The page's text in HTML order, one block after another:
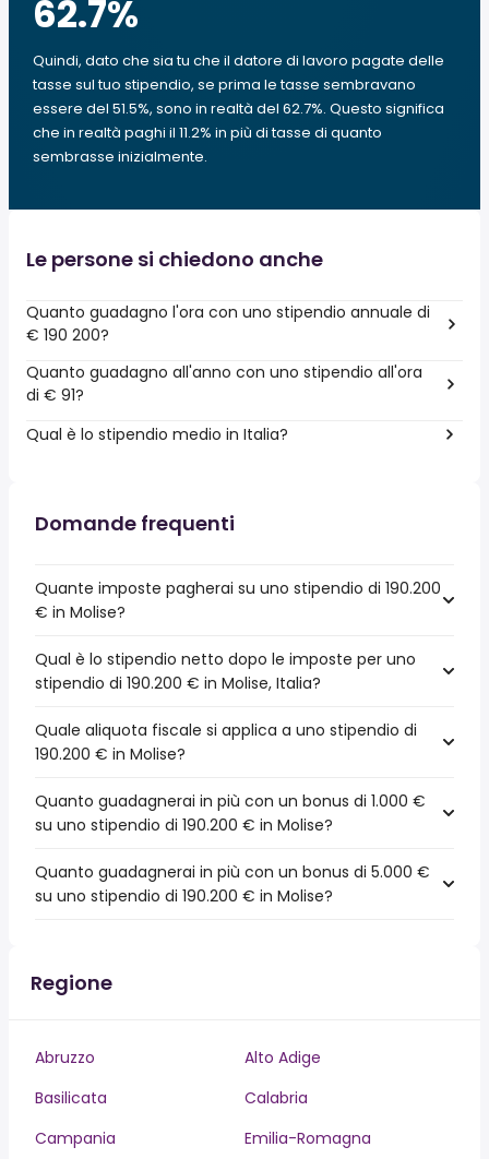
62.7%
Quindi, dato che sia tu che il datore di lavoro pagate delle
tasse sul tuo stipendio, se prima le tasse sembravano
essere del 51.5%, sono in realtà del 62.7%. Questo significa
che in realtà paghi il 11.2% in più di tasse di quanto
sembrasse inizialmente.
Le persone si chiedono anche
Quanto guadagno l'ora con uno stipendio annuale di
€ 190 200?
Quanto guadagno all'anno con uno stipendio all'ora
di € 91?
Qual è lo stipendio medio in Italia?
Domande frequenti
Quante imposte pagherai su uno stipendio di 190.200
€ in Molise?
Qual è lo stipendio netto dopo le imposte per uno
stipendio di 190.200 € in Molise, Italia?
Quale aliquota fiscale si applica a uno stipendio di
190.200 € in Molise?
Quanto guadagnerai in più con un bonus di 1.000 €
su uno stipendio di 190.200 € in Molise?
Quanto guadagnerai in più con un bonus di 5.000 €
su uno stipendio di 190.200 € in Molise?
Regione
Abruzzo
Alto Adige
Basilicata
Calabria
Campania
Emilia-Romagna